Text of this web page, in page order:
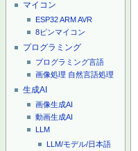
マイコン
ESP32ARMAVR
8ピンマイコン
プログラミング
プログラミング言語
画像処理 自然言語処理
生成AI
画像生成AI
動画生成AI
LLM
LLM/モデル/日本語